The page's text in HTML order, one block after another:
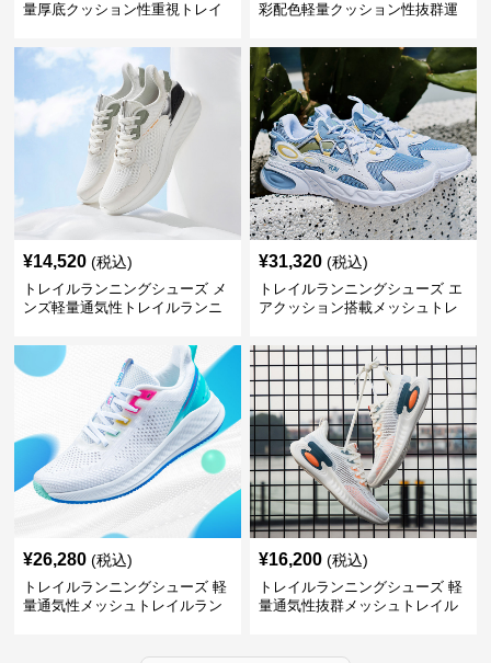
量厚底クッション性重視トレイ
彩配色軽量クッション性抜群運
¥14,520 (税込)
トレイルランニングシューズ メ
ンズ軽量通気性トレイルランニ
¥31,320 (税込)
トレイルランニングシューズ エ
アクッション搭載メッシュトレ
¥26,280 (税込)
トレイルランニングシューズ 軽
量通気性メッシュトレイルラン
¥16,200 (税込)
トレイルランニングシューズ 軽
量通気性抜群メッシュトレイル